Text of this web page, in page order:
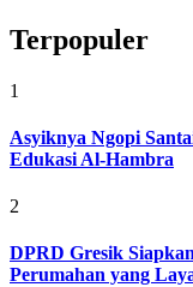
Terpopuler
1
Asyiknya Ngopi
Edukasi Al-Hambra
2
DPRD Gresik
Perumahan yang